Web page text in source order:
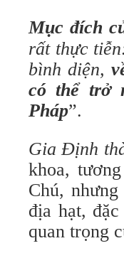
Mục đích
rất thực
bình diện,
có thể trở
Pháp”.
Gia Định
khoa,
Chú,
địa hạt,
quan trọng